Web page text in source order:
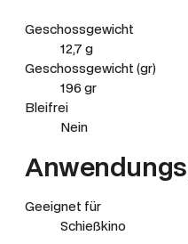
0
e
M
n
e
Geschossgewicht
12,7 g
Geschossgewicht (gr)
196 gr
Bleifrei
Nein
Geeignet für
Schießkino